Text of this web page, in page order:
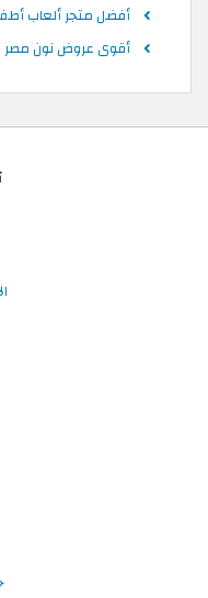
أفضل متجر ألعاب
أقوى عروض نون مصر